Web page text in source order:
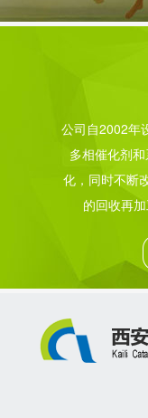
公司自2002年
多相催化剂
化，同时不断
的回收再